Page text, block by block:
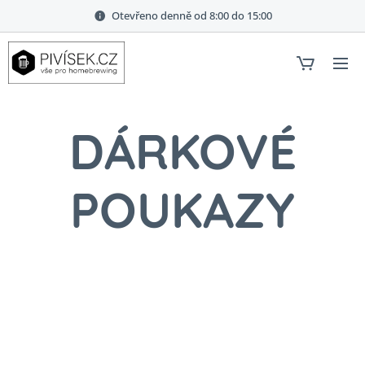
Otevřeno denně od 8:00 do 15:00
DÁRKOVÉ
POUKAZY